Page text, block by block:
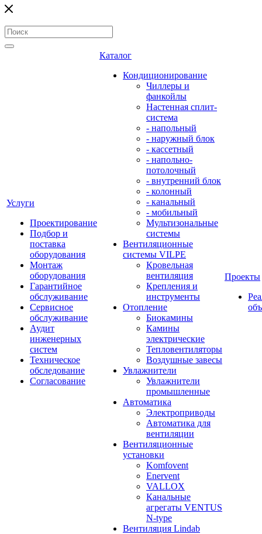
Услуги
Проектирование
Подбор и
поставка
оборудования
Монтаж
оборудования
Гарантийное
обслуживание
Сервисное
обслуживание
Аудит
инженерных
систем
Техническое
обследование
Согласование
Каталог
Кондиционирование
Чиллеры и
фанкойлы
Настенная сплит-
система
- напольный
- наружный блок
- кассетный
- напольно-
потолочный
- внутренний блок
- колонный
- канальный
- мобильный
Мультизональные
системы
Вентиляционные
системы VILPE
Кровельная
вентиляция
Крепления и
инструменты
Отопление
Биокамины
Камины
электрические
Тепловентиляторы
Воздушные завесы
Увлажнители
Увлажнители
промышленные
Автоматика
Электроприводы
Автоматика для
вентиляции
Вентиляционные
установки
Komfovent
Enervent
VALLOX
Канальные
агрегаты VENTUS
N-type
Вентиляция Lindab
Проекты